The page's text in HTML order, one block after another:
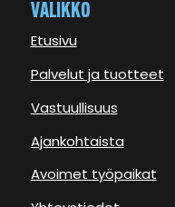
VALIKKO
Etusivu
Palvelut ja tuotteet
Vastuullisuus
Ajankohtaista
Avoimet työpaikat